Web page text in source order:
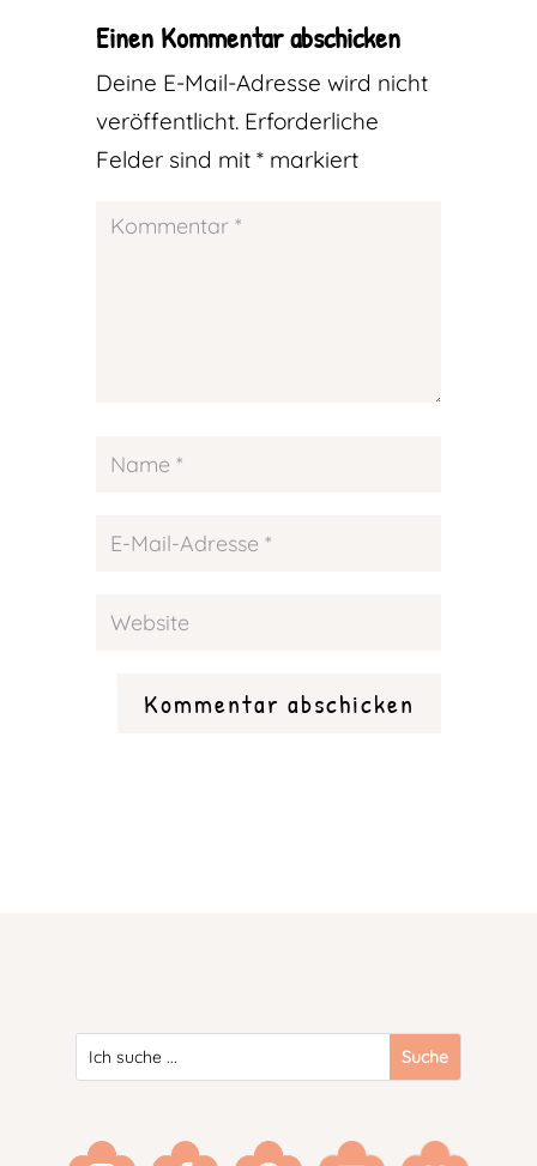
Einen Kommentar abschicken
Deine E-Mail-Adresse wird nicht
veröffentlicht. Erforderliche
Felder sind mit *markiert
Kommentar abschicken